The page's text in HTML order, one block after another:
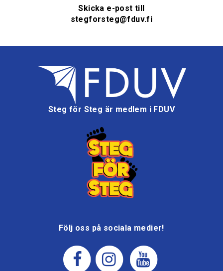
Skicka e-post till
stegforsteg@fduv.fi
Steg för Steg är medlem i FDUV
Följ oss på sociala medier!